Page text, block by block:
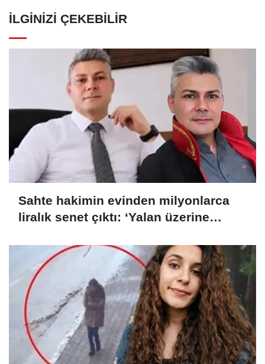
İLGINIZI ÇEKEBILIR
Sahte hakimin evinden milyonlarca
liralık senet çıktı: ‘Yalan üzerine